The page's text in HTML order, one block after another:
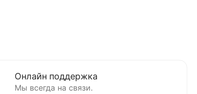
Онлайн поддержка
Мы всегда на связи.